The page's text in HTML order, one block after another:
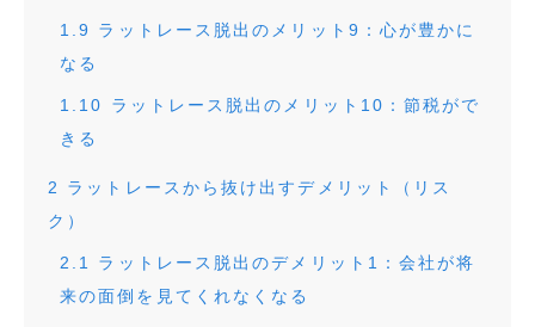
1.9 ラットレース脱出のメリット9：心が豊かに
なる
1.10
ラットレース脱出のメリット10：節税がで
きる
2
ラットレースから抜け出すデメリット（リス
ク）
2.1 ラットレース脱出のデメリット1：会社が将
来の面倒を見てくれなくなる